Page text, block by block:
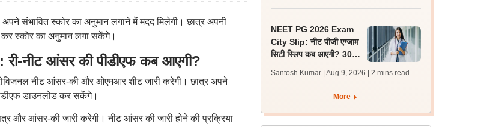
अपने संभावित स्कोर का अनुमान लगाने में मदद मिलेगी। छात्र अपनी
स्कोर का अनुमान लगा सकेंगे।
नीट आंसर की पीडीएफ कब आएगी?
नीट आंसर-की और ओएमआर शीट जारी करेगी। छात्र अपने
डाउनलोड कर सकेंगे।
और आंसर-की जारी करेगी। नीट आंसर की जारी होने की प्रक्रिया
NEET PG 2026 Exam
City Slip: नीट पीजी एग्जाम
सिटी स्लिप कब आएगी? 30
Santosh Kumar | Aug 9, 2026 | 2 mins read
More